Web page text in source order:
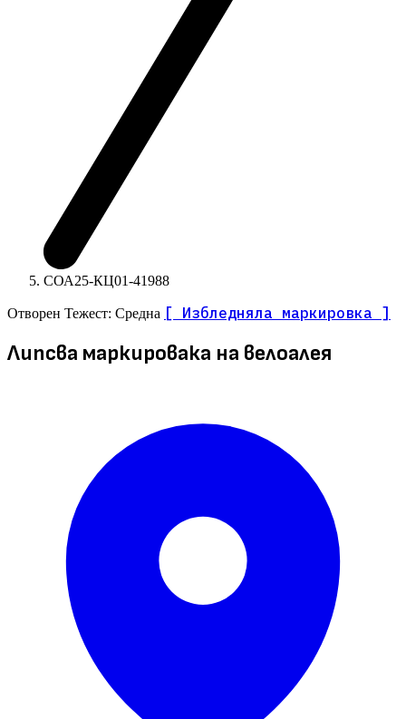
СОА25-КЦ01-41988
Отворен Тежест: Средна [ Избледняла маркировка ]
Липсва маркировака на велоалея